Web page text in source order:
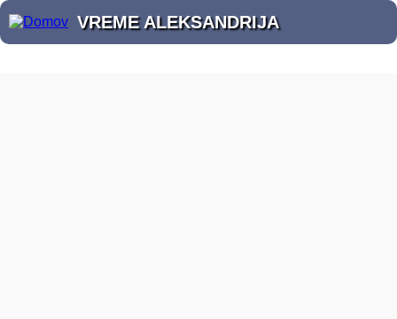
VREME ALEKSANDRIJA